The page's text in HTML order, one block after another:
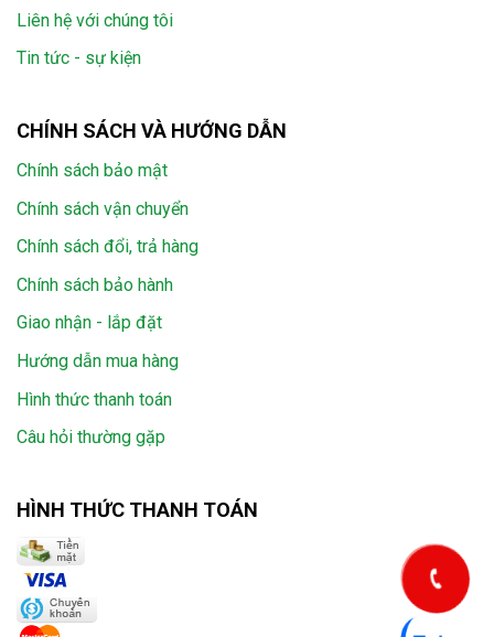
Liên hệ với chúng tôi
Tin tức - sự kiện
CHÍNH SÁCH VÀ HƯỚNG DẪN
Chính sách bảo mật
Chính sách vận chuyển
Chính sách đổi, trả hàng
Chính sách bảo hành
Giao nhận - lắp đặt
Hướng dẫn mua hàng
Hình thức thanh toán
Câu hỏi thường gặp
HÌNH THỨC THANH TOÁN